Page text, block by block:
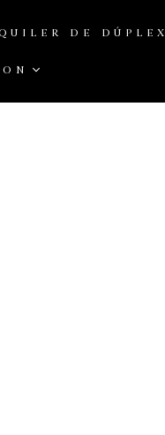
DE DÚPLEX
de chêne”